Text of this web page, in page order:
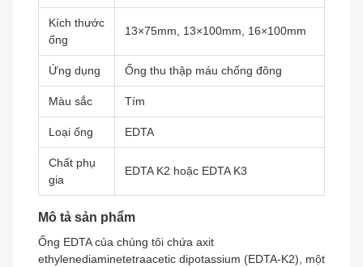
Kích thước
ống
13×75mm, 13×100mm, 16×100mm
Ứng dụng Ống thu thập máu chống đông
Màu sắc Tím
Loại ống EDTA
Chất phụ
gia
EDTA K2 hoặc EDTA K3
Mô tả sản phẩm
Ống EDTA của chúng tôi chứa axit
ethylenediaminetetraacetic dipotassium (EDTA-K2), một